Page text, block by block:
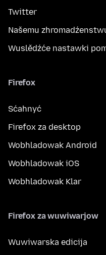
Twitter
Našemu
Wuslědźće nastawki
Firefox
Sćahnyć
Firefox za desktop
Wobhladowak Android
Wobhladowak iOS
Wobhladowak Klar
Firefox za wuwiwarjow
Wuwiwarska edicija